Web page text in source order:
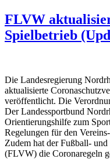
FLVW
Spielbetrieb
Die Landesregierung
aktualisierte
veröffentlicht. Die
Der Landessportbund
Orientierungshilfe zum
Regelungen für den
Zudem hat der Fußball-
(FLVW) die Coronaregeln